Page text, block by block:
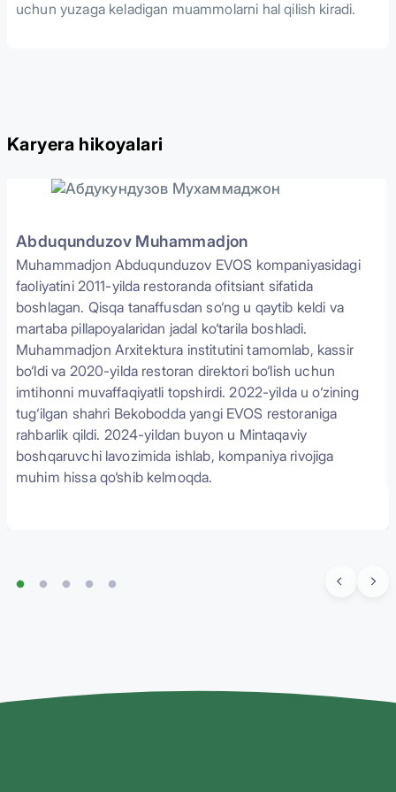
uchun yuzaga keladigan muammolarni hal qilish kiradi.
Karyera hikoyalari
Abduqunduzov Muhammadjon
Muhammadjon Abduqunduzov EVOS kompaniyasidagi
faoliyatini 2011-yilda restoranda ofitsiant sifatida
boshlagan. Qisqa tanaffusdan so‘ng u qaytib keldi va
martaba pillapoyalaridan jadal ko‘tarila boshladi.
Muhammadjon Arxitektura institutini tamomlab, kassir
bo‘ldi va 2020-yilda restoran direktori bo‘lish uchun
imtihonni muvaffaqiyatli topshirdi. 2022-yilda u o‘zining
tug‘ilgan shahri Bekobodda yangi EVOS restoraniga
rahbarlik qildi. 2024-yildan buyon u Mintaqaviy
boshqaruvchi lavozimida ishlab, kompaniya rivojiga
muhim hissa qo‘shib kelmoqda.